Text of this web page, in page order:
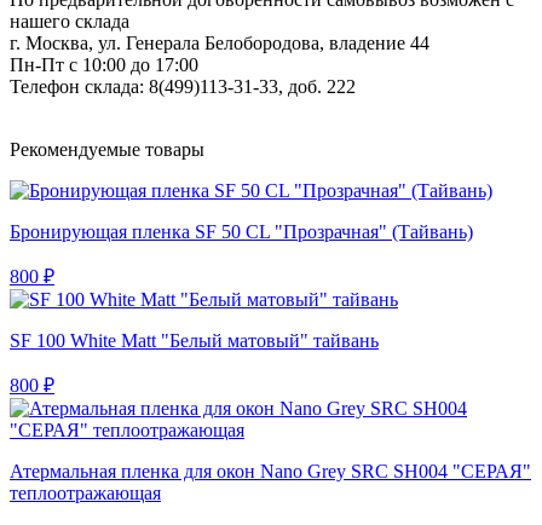
нашего склада
г. Москва, ул. Генерала Белобородова, владение 44
Пн-Пт с 10:00 до 17:00
Телефон склада: 8(499)113-31-33, доб. 222
Рекомендуемые товары
Бронирующая пленка SF 50 CL "Прозрачная" (Тайвань)
800 ₽
SF 100 White Matt "Белый матовый" тайвань
800 ₽
Атермальная пленка для окон Nano Grey SRC SH004 "СЕРАЯ"
теплоотражающая